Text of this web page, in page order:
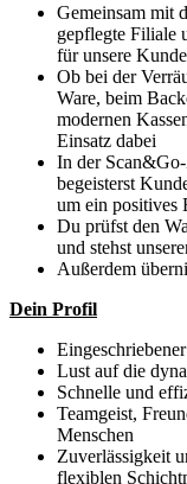
Gemeinsam mit
gepflegte Filiale
für unsere
Ob bei der
Ware, beim
modernen
Einsatz dabei
In der
begeisterst
um ein positives
Du prüfst den
und stehst
Außerdem
Dein Profil
Lust auf die
Schnelle und
Teamgeist,
Menschen
Zuverlässigkeit
flexiblen